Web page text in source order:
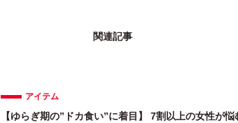
関連記事
アイテム
【ゆらぎ期の”ドカ食い”に着目】 7割以上の女性が